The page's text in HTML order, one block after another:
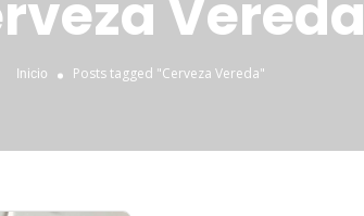
Vereda
Inicio Posts tagged "Cerveza Vereda"